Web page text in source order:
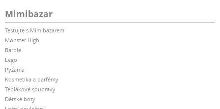
Mimibazar
Testujte s Mimibazarem
Monster High
Barbie
Lego
Pyžama
Kosmetika a parfémy
Teplákové soupravy
Dětské boty